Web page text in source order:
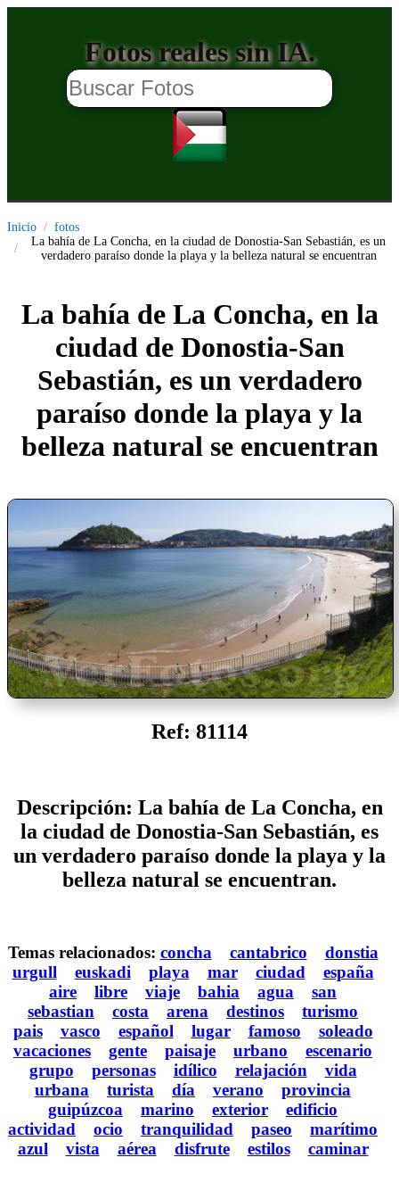
Fotos reales sin IA.
Inicio
fotos
La bahía de La Concha, en la ciudad de Donostia-San Sebastián, es un
verdadero paraíso donde la playa y la belleza natural se encuentran
La bahía de La Concha, en la
ciudad de Donostia-San
Sebastián, es un verdadero
paraíso donde la playa y la
belleza natural se encuentran
Ref: 81114
Descripción: La bahía de La Concha, en
la ciudad de Donostia-San Sebastián, es
un verdadero paraíso donde la playa y la
belleza natural se encuentran.
Temas relacionados: concha cantabrico
donstia
urgull
euskadi playa mar ciudad
españa
aire
libre viaje bahia agua
san
sebastian
costa arena destinos
turismo
pais
vasco español lugar famoso
soleado
vacaciones
gente paisaje urbano
escenario
grupo
personas idílico relajación
vida
urbana
turista día verano
provincia
guipúzcoa
marino exterior
edificio
actividad
ocio tranquilidad paseo
marítimo
azul
vista aérea disfrute estilos caminar